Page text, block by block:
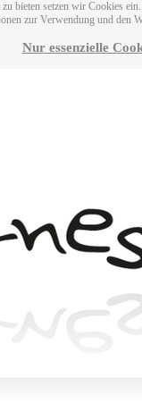
bieten setzen wir Cookies
zur Verwendung und den
Nur essenzielle